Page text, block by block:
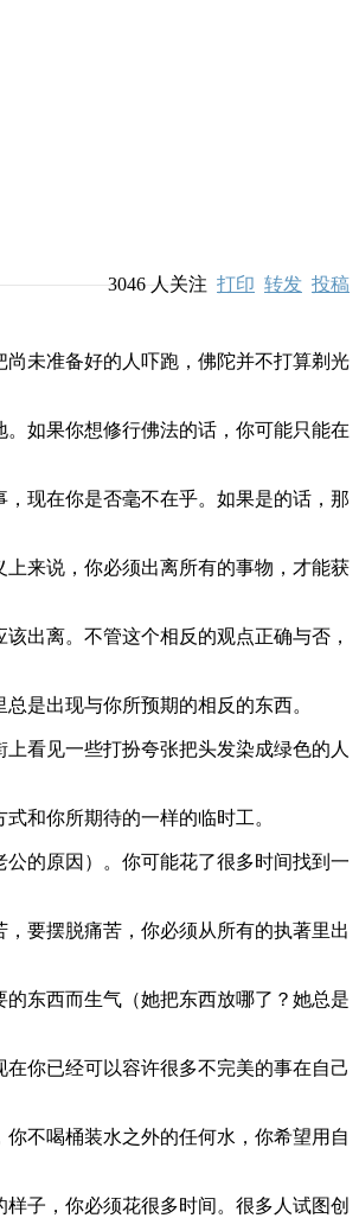
3046人关注 打印 转发 投稿
未准备好的人吓跑，佛陀并不打算剃光
如果你想修行佛法的话，你可能只能在
现在你是否毫不在乎。如果是的话，那
来说，你必须出离所有的事物，才能获
出离。不管这个相反的观点正确与否，
是出现与你所预期的相反的东西。
看见一些打扮夸张把头发染成绿色的人
和你所期待的一样的临时工。
的原因）。你可能花了很多时间找到一
要摆脱痛苦，你必须从所有的执著里出
东西而生气（她把东西放哪了？她总是
你已经可以容许很多不完美的事在自己
不喝桶装水之外的任何水，你希望用自
子，你必须花很多时间。很多人试图创